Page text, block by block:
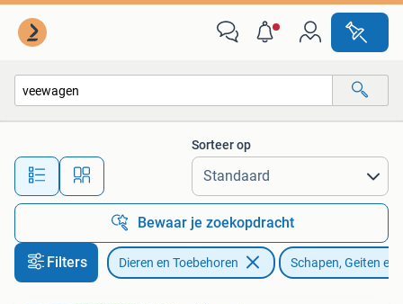
Alle afstanden…
Sorteer op
Bewaar je zoekopdracht
Filters Dieren en Toebehoren Schapen, Geiten en